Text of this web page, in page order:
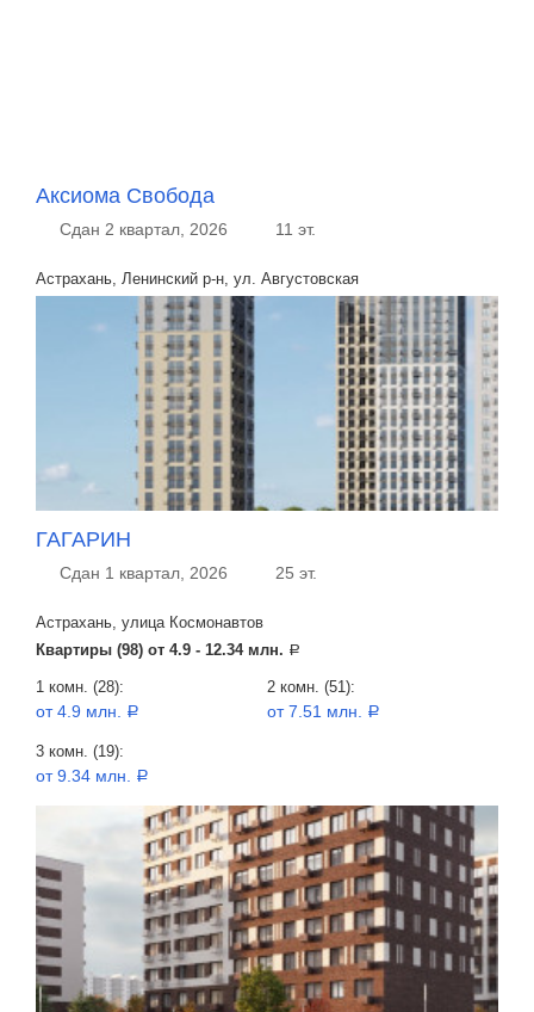
Аксиома Свобода
Сдан 2 квартал, 2026 11 эт.
Астрахань, Ленинский р-н, ул. Августовская
ГАГАРИН
Сдан 1 квартал, 2026 25 эт.
Астрахань, улица Космонавтов
Квартиры (98) от 4.9 - 12.34 млн. a
1 комн. (28):
от 4.9 млн. a
2 комн. (51):
от 7.51 млн. a
3 комн. (19):
от 9.34 млн. a